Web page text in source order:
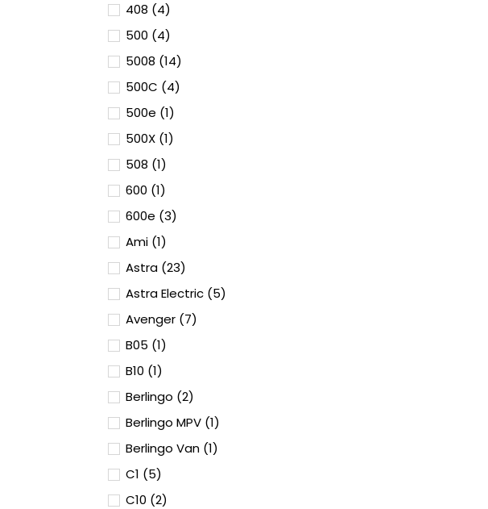
408 (4)
500 (4)
5008 (14)
500C (4)
500e (1)
500X (1)
508 (1)
600 (1)
600e (3)
Ami (1)
Astra (23)
Astra Electric (5)
Avenger (7)
B05 (1)
B10 (1)
Berlingo (2)
Berlingo MPV (1)
Berlingo Van (1)
C1 (5)
C10 (2)